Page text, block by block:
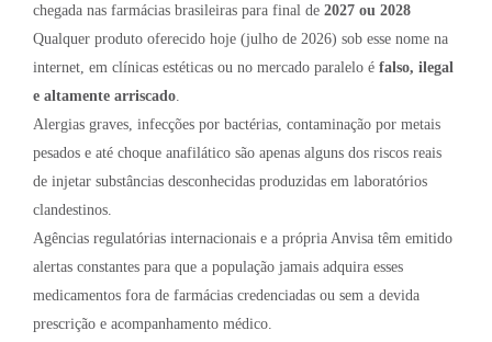
chegada nas farmácias brasileiras para final de 2027 ou 2028
Qualquer produto oferecido hoje (julho de 2026) sob esse nome na
internet, em clínicas estéticas ou no mercado paralelo é falso, ilegal
e altamente arriscado
Alergias graves, infecções por bactérias, contaminação por metais
pesados e até choque anafilático são apenas alguns dos riscos reais
de injetar substâncias desconhecidas produzidas em laboratórios
clandestinos.
Agências regulatórias internacionais e a própria Anvisa têm emitido
alertas constantes para que a população jamais adquira esses
medicamentos fora de farmácias credenciadas ou sem a devida
prescrição e acompanhamento médico.